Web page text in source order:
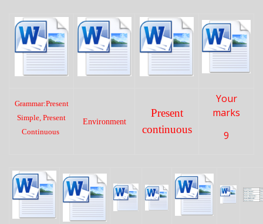
Grammar:Present
Simple, Present
Continuous
Environment
Present
continuous
Your
marks
9